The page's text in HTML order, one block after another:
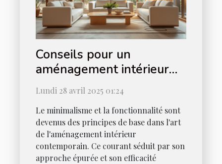
Conseils pour un
aménagement intérieur
minimaliste et fonctionnel
Lundi 28 avril 2025 01:24
Le minimalisme et la fonctionnalité sont
devenus des principes de base dans l'art
de l'aménagement intérieur
contemporain. Ce courant séduit par son
approche épurée et son efficacité